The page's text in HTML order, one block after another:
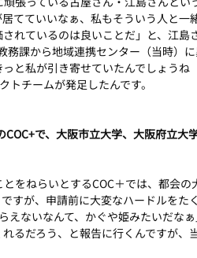
てていいなぁ、私もそういう人と一
れているのは良いことだ」と、江島
務課から地域連携センター（当時）
と私が引き寄せていたんでしょうね
チームが発足したんです。
で、大阪市立大学、大阪府立大
をねらいとするCOC＋では、都会の
すが、申請前に大変なハードルをた
えないなんて、かぐや姫みたいだな
るだろう、と報告に行くんですが、